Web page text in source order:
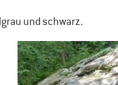
und schwarz.